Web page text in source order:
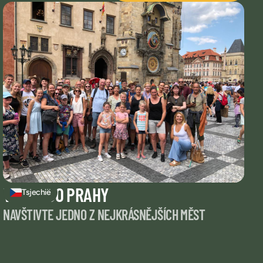
Tsjechië
VÝLET DO PRAHY
NAVŠTIVTE JEDNO Z NEJKRÁSNĚJŠÍCH MĚST